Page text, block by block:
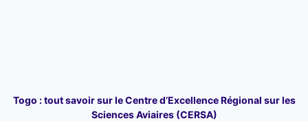
Togo : tout savoir sur le Centre d’Excellence Régional sur les
Sciences Aviaires (CERSA)